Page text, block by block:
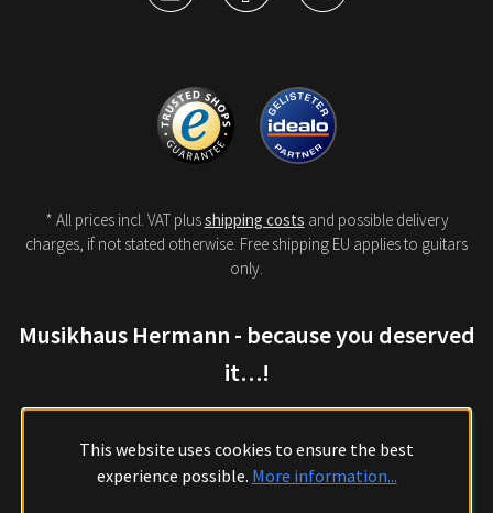
* All prices incl. VAT plusshipping costs and possible delivery
charges, if not stated otherwise. Free shipping EU applies to guitars
only.
Musikhaus Hermann - because you deserved
it…!
This website uses cookies to ensure the best
experience possible. More information...